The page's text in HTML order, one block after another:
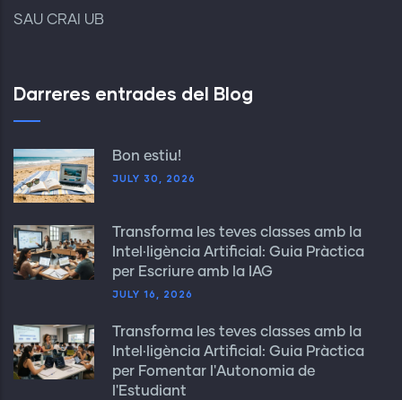
SAU CRAI UB
Darreres entrades del Blog
Bon estiu!
JULY 30, 2026
Transforma les teves classes amb la
Intel·ligència Artificial: Guia Pràctica
per Escriure amb la IAG
JULY 16, 2026
Transforma les teves classes amb la
Intel·ligència Artificial: Guia Pràctica
per Fomentar l'Autonomia de
l'Estudiant